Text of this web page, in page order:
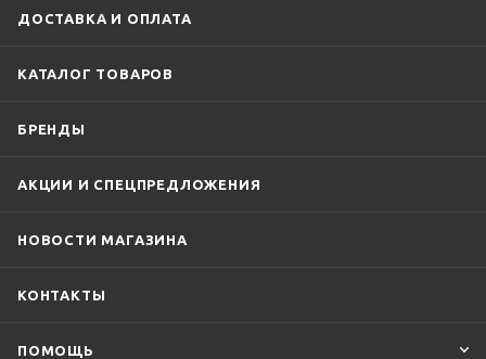
ДОСТАВКА И ОПЛАТА
КАТАЛОГ ТОВАРОВ
БРЕНДЫ
АКЦИИ И СПЕЦПРЕДЛОЖЕНИЯ
НОВОСТИ МАГАЗИНА
КОНТАКТЫ
ПОМОЩЬ